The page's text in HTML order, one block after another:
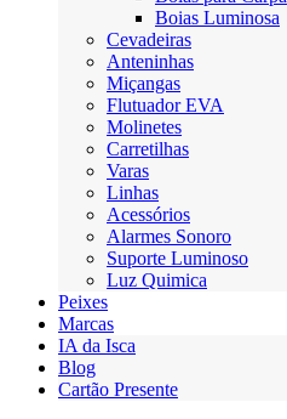
Boias Luminosa
Cevadeiras
Anteninhas
Miçangas
Flutuador EVA
Molinetes
Carretilhas
Varas
Linhas
Acessórios
Alarmes Sonoro
Suporte Luminoso
Luz Quimica
Peixes
Marcas
IA da Isca
Blog
Cartão Presente